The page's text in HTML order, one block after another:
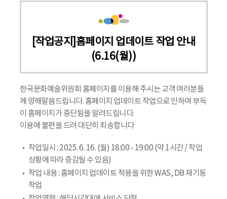
[작업공지]홈페이지 업데이트 작업 안내
(6.16(월))
한국문화예술위원회 홈페이지를 이용해 주시는 고객 여러분들
께 양해말씀드립니다. 홈페이지 업데이트 작업으로 인하여 부득
이 홈페이지가 중단됨을 알려드립니다.
이용에 불편을 드려 대단히 죄송합니다
작업일시 : 2025. 6. 16. (월) 18:00 - 19:00 (약 1시간 / 작업
상황에 따라 증감될 수 있음)
작업 내용 : 홈페이지 업데이트 적용을 위한 WAS, DB 재기동
작업